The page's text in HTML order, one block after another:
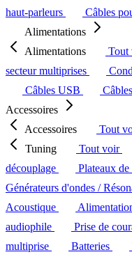
haut-parleurs
Câbles
Alimentations
Alimentations
Tout
secteur multiprises
Câbles USB
Accessoires
Accessoires
Tout
Tuning
Tout voir
découplage
Plateaux
Générateurs d'ondes /
Acoustique
audiophile
Prise de
multiprise
Batteries